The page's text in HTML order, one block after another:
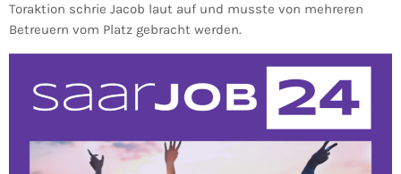
Toraktion schrie Jacob laut auf und musste von mehreren
Betreuern vom Platz gebracht werden.